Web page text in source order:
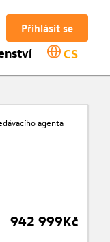
Přihlásit se
CS
agenta
942 999Kč